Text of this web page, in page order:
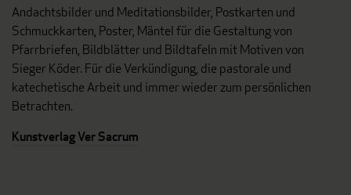
Andachtsbilder und Meditationsbilder, Postkarten und
Schmuckkarten, Poster, Mäntel für die Gestaltung von
Pfarrbriefen, Bildblätter und Bildtafeln mit Motiven von
Sieger Köder. Für die Verkündigung, die pastorale und
katechetische Arbeit und immer wieder zum persönlichen
Betrachten.
Kunstverlag Ver Sacrum